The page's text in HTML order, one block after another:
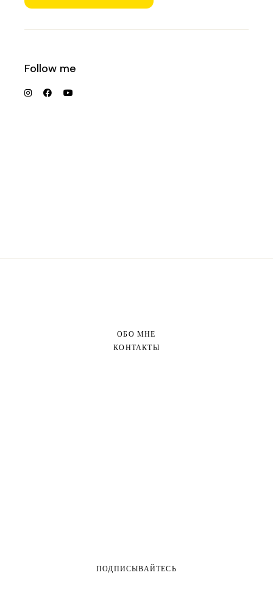
Follow me
ОБО МНЕ
КОНТАКТЫ
ПОДПИСЫВАЙТЕСЬ